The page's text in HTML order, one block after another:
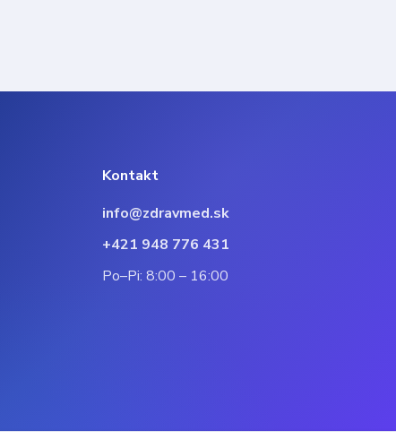
Kontakt
info@zdravmed.sk
+421 948 776 431
Po–Pi: 8:00 – 16:00